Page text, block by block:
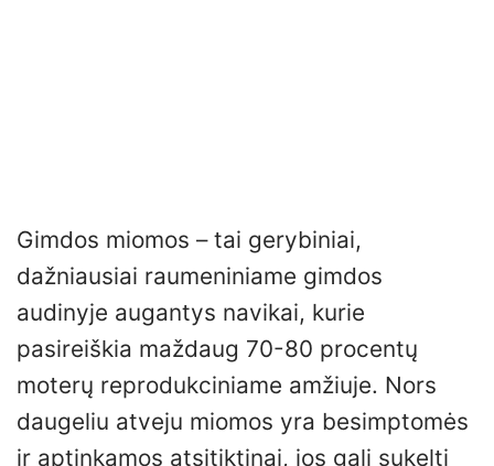
Gimdos miomos – tai gerybiniai,
dažniausiai raumeniniame gimdos
audinyje augantys navikai, kurie
pasireiškia maždaug 70-80 procentų
moterų reprodukciniame amžiuje. Nors
daugeliu atveju miomos yra besimptomės
ir aptinkamos atsitiktinai, jos gali sukelti